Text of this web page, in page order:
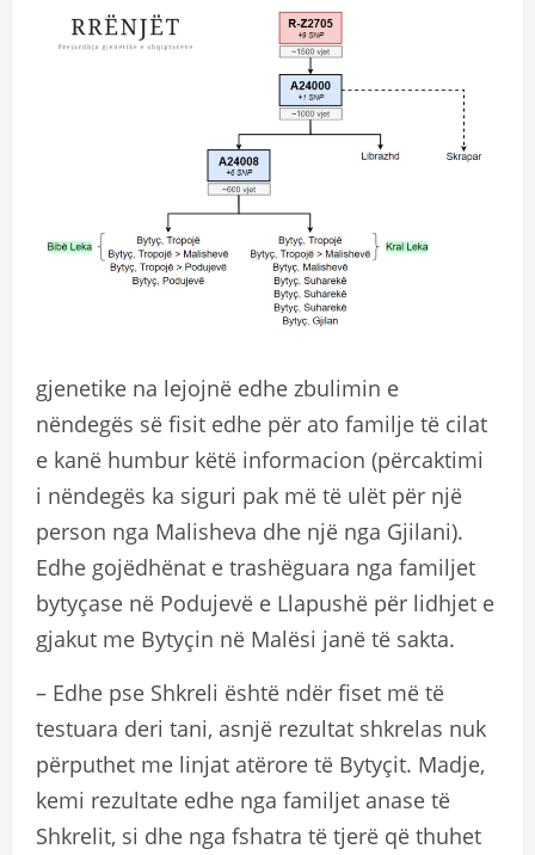
gjenetike na lejojnë edhe zbulimin e
nëndegës së fisit edhe për ato familje të cilat
e kanë humbur këtë informacion (përcaktimi
i nëndegës ka siguri pak më të ulët për një
person nga Malisheva dhe një nga Gjilani).
Edhe gojëdhënat e trashëguara nga familjet
bytyçase në Podujevë e Llapushë për lidhjet e
gjakut me Bytyçin në Malësi janë të sakta.
– Edhe pse Shkreli është ndër fiset më të
testuara deri tani, asnjë rezultat shkrelas nuk
përputhet me linjat atërore të Bytyçit. Madje,
kemi rezultate edhe nga familjet anase të
Shkrelit, si dhe nga fshatra të tjerë që thuhet